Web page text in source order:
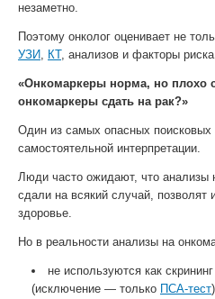
незаметно.
Поэтому онколог оценивает не
УЗИ, КТ, анализов и факторы
«Онкомаркеры норма, но плохо
онкомаркеры сдать на рак?»
Один из самых опасных поисковых
самостоятельной интерпретации.
Люди часто ожидают, что анализы
сдали на всякий случай, позволят
здоровье.
Но в реальности анализы на
не используются как
(исключение — только ПСА-тест